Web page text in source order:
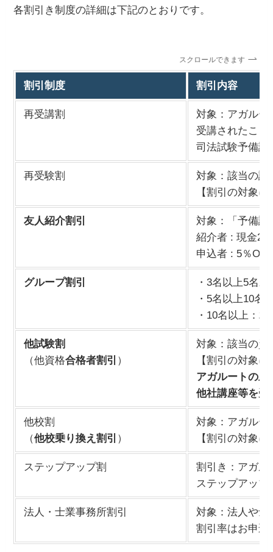
各割引き制度の詳細は下記のとおりです。
スクロールできます
割引制度 割引内容
再受講割
対象：アガルー
受講されたこと
司法試験予備試
再受験割
対象：該当の試
【割引の対象
友人紹介割引
対象：「予備試
紹介者 : 現金2
申込者 : 5％
グループ割引
・3名以上5名未
・5名以上10名
・10名以上：20
他試験割
（他資格合格者割引 ）
対象：該当の資
【割引の対象
アガルートの上
他社講座等を受
他校割
（他校乗り換え割引 ）
対象：アガルー
【割引の対象
ステップアップ割
割引き：アガル
ステップアッ
法人・士業事務所割引
対象：法人や士
割引率はお申込